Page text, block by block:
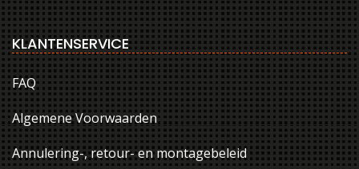
KLANTENSERVICE
FAQ
Algemene Voorwaarden
Annulering-, retour- en montagebeleid